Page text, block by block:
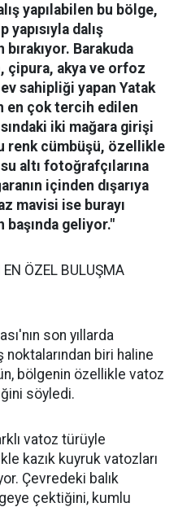
yapılabilen bu bölge,
dalış
Barakuda
çipura, akya ve orfoz
sahipliği yapan Yatak
en çok tercih edilen
iki mağara girişi
renk cümbüşü, özellikle
altı fotoğrafçılarına
içinden dışarıya
mavisi ise burayı
başında geliyor."
ÖZEL BULUŞMA
son yıllarda
noktalarından biri haline
bölgenin özellikle vatoz
söyledi.
vatoz türüyle
kazık kuyruk vatozları
Çevredeki balık
çektiğini, kumlu